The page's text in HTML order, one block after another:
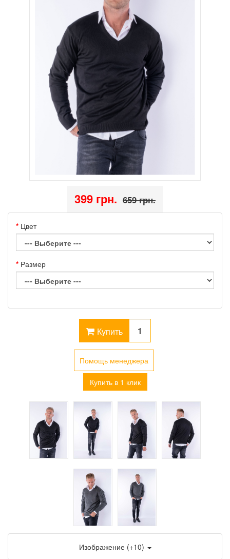
399 грн. 659 грн.
Цвет
Размер
Купить
Помощь менеджера
Купить в 1 клик
Изображение (+10)